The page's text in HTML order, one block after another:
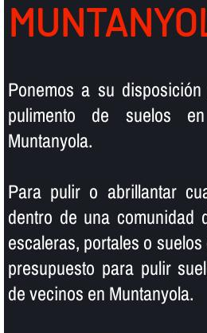
Ponemos a su
pulimento de suelos
Muntanyola.
Para pulir o abrillantar
dentro de una comunidad
escaleras, portales o
presupuesto para pulir
de vecinos en Muntanyola.